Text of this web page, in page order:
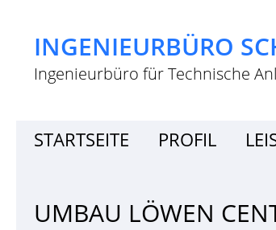
INGENIEURBÜRO
Ingenieurbüro für Technische
STARTSEITE PROFIL
UMBAU LÖWEN